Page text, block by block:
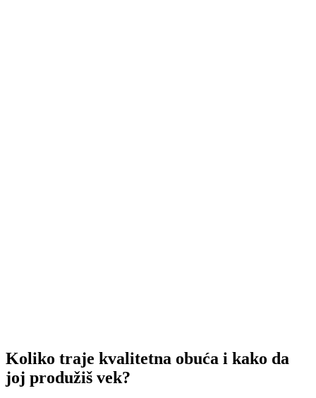
Koliko traje kvalitetna obuća i kako da
joj produžiš vek?